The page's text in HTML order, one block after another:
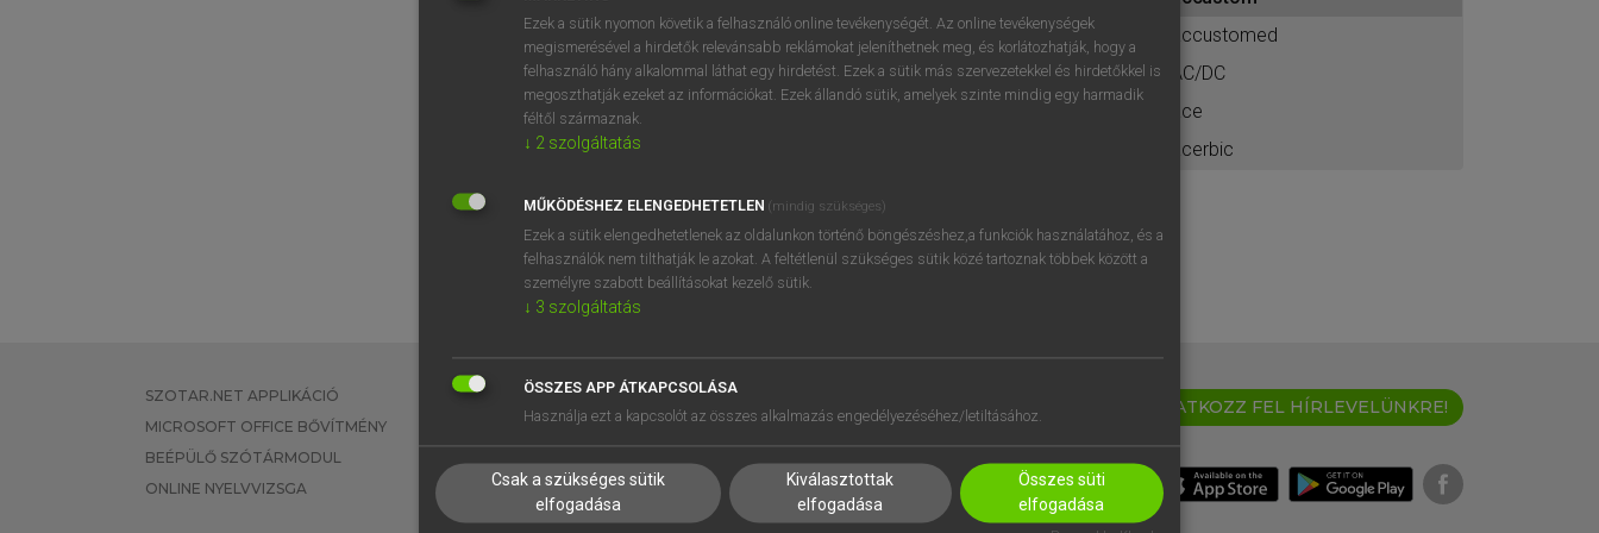
BELÉPÉS
próbaverziójának elindításához
regisztrálok ésbelépek.
REGISZTRÁCIÓ
accustomed
AC/DC
ace
acerbic
SZOTAR.NET APPLIKÁCIÓ
MICROSOFT OFFICE BŐVÍTMÉNY
BEÉPÜLŐ SZÓTÁRMODUL
ONLINE NYELVVIZSGA
EGYÉNI FELHASZNÁLÓKNAK
TANULÓKNAK
VÁLLALATI MEGOLDÁSOK
SÚGÓ
RÓLUNK
SÜTI BEÁLLÍTÁSOK
IRATKOZZ FEL HÍRLEVELÜNKRE!
Ezek a sütik nyomon követik a felhasználó online tevékenységét. Az online tevékenységek
megismerésével a hirdetők relevánsabb reklámokat jeleníthetnek meg, és korlátozhatják, hogy a
felhasználó hány alkalommal láthat egy hirdetést. Ezek a sütik más szervezetekkel és hirdetőkkel is
megoszthatják ezeket az információkat. Ezek állandó sütik, amelyek szinte mindig egy harmadik
féltől származnak.
↓ 2 szolgáltatás
MŰKÖDÉSHEZ ELENGEDHETETLEN (mindig szükséges)
Ezek a sütik elengedhetetlenek az oldalunkon történő böngészéshez,a funkciók használatához, és a
felhasználók nem tilthatják le azokat. A feltétlenül szükséges sütik közé tartoznak többek között a
személyre szabott beállításokat kezelő sütik.
↓ 3 szolgáltatás
ÖSSZES APP ÁTKAPCSOLÁSA
Használja ezt a kapcsolót az összes alkalmazás engedélyezéséhez/letiltásához.
Csak a szükséges sütik
elfogadása
Kiválasztottak
elfogadása
Összes süti
elfogadása